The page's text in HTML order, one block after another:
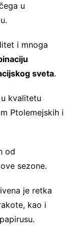
u
i mnoga
sveta.
kvalitetu
Ptolemejskih i
od
sezone.
je retka
kao i